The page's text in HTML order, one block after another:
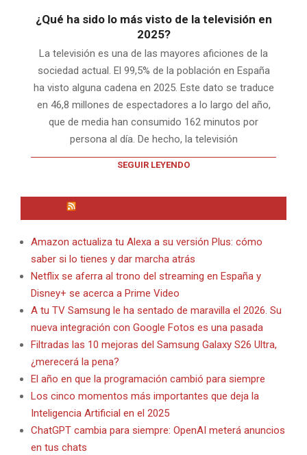
¿Qué ha sido lo más visto de la televisión en
2025?
La televisión es una de las mayores aficiones de la
sociedad actual. El 99,5% de la población en España
ha visto alguna cadena en 2025. Este dato se traduce
en 46,8 millones de espectadores a lo largo del año,
que de media han consumido 162 minutos por
persona al día. De hecho, la televisión
SEGUIR LEYENDO
Amazon actualiza tu Alexa a su versión Plus: cómo
saber si lo tienes y dar marcha atrás
Netflix se aferra al trono del streaming en España y
Disney+ se acerca a Prime Video
A tu TV Samsung le ha sentado de maravilla el 2026. Su
nueva integración con Google Fotos es una pasada
Filtradas las 10 mejoras del Samsung Galaxy S26 Ultra,
¿merecerá la pena?
El año en que la programación cambió para siempre
Los cinco momentos más importantes que deja la
Inteligencia Artificial en el 2025
ChatGPT cambia para siempre: OpenAI meterá anuncios
en tus chats